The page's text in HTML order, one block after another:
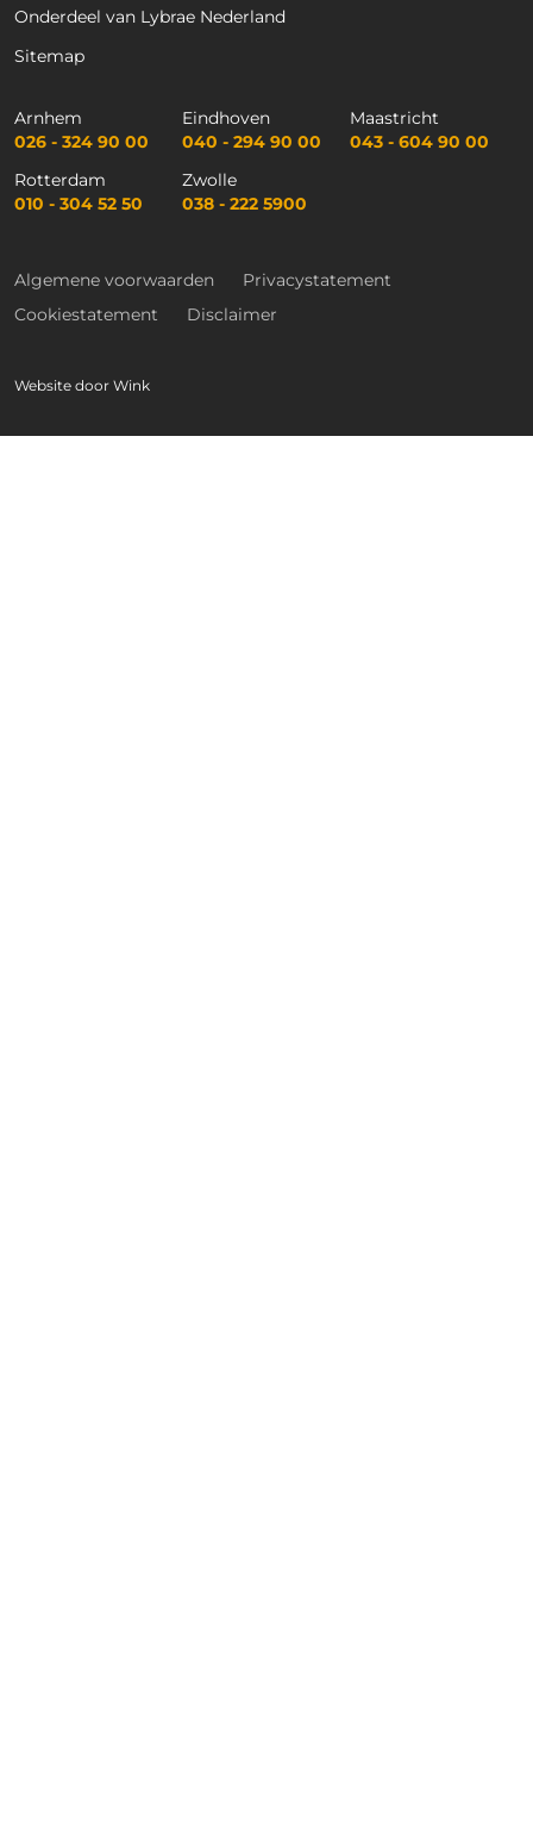
Onderdeel van Lybrae Nederland
Sitemap
Arnhem
026 - 324 90 00
Eindhoven
040 - 294 90 00
Maastricht
043 - 604 90 00
Rotterdam
010 - 304 52 50
Zwolle
038 - 222 5900
Algemene voorwaarden
Privacystatement
Cookiestatement
Disclaimer
Website door Wink